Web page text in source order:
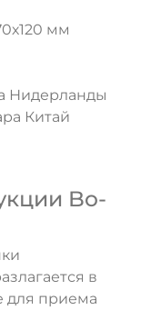
мм
Нидерланды
Китай
Bo-
в
для приема